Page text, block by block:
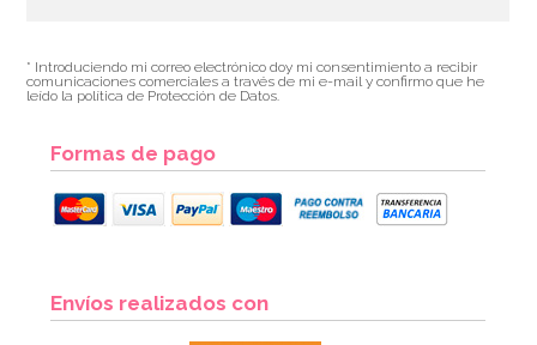
* Introduciendo mi correo electrónico doy mi consentimiento a recibir
comunicaciones comerciales a través de mi e-mail y confirmo que he
leído la política de Protección de Datos.
Formas de pago
Envíos realizados con